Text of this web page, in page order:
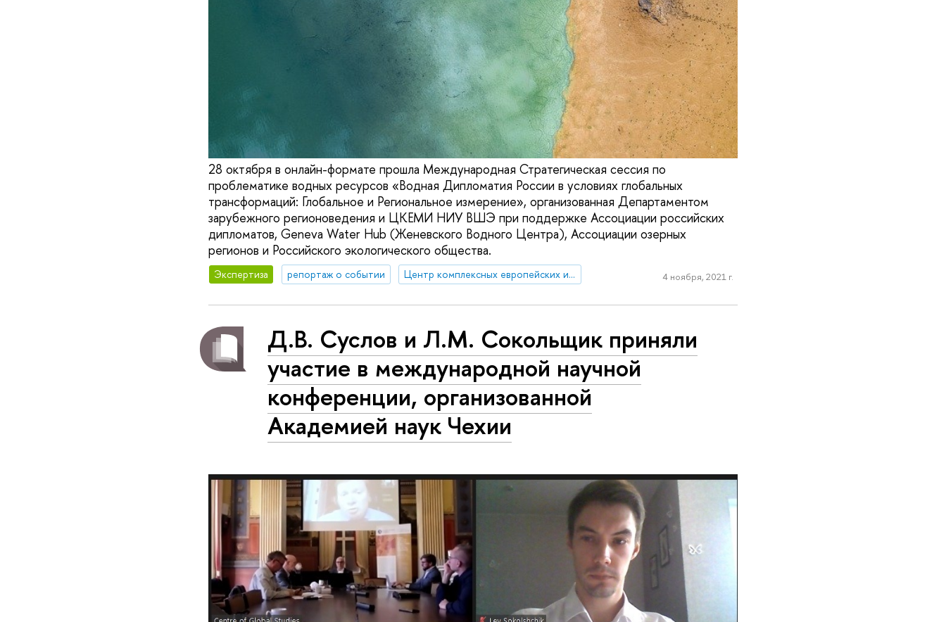
28 октября в онлайн-формате прошла Международная Стратегическая сессия по
проблематике водных ресурсов «Водная Дипломатия России в условиях глобальных
трансформаций: Глобальное и Региональное измерение», организованная Департаментом
зарубежного регионоведения и ЦКЕМИ НИУ ВШЭ при поддержке Ассоциации российских
дипломатов, Geneva Water Hub (Женевского Водного Центра), Ассоциации озерных
регионов и Российского экологического общества.
Экспертиза репортаж о событии Центр комплексных европейских и международных исследований (ЦКЕМИ) 4 ноября, 2021 г.
Д.В. Суслов и Л.М. Сокольщик приняли
участие в международной научной
конференции, организованной
Академией наук Чехии